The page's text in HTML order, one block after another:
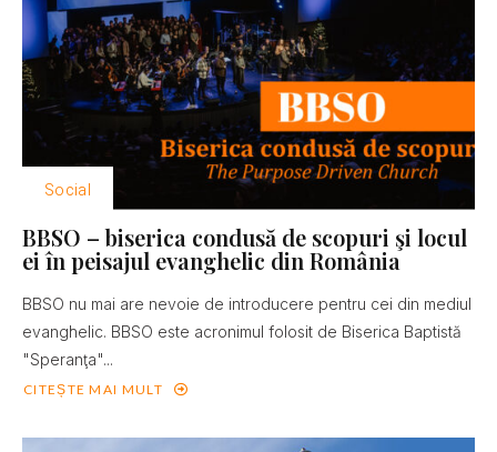
Social
BBSO – biserica condusă de scopuri şi locul
ei în peisajul evanghelic din România
BBSO nu mai are nevoie de introducere pentru cei din mediul
evanghelic. BBSO este acronimul folosit de Biserica Baptistă
"Speranţa"...
CITEȘTE MAI MULT